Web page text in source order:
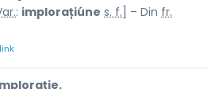
: implorațiúne s. f. ] – Din fr.